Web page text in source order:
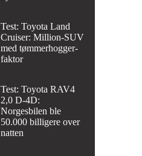
Test: Toyota Land
Cruiser: Million-SUV
med tømmerhogger-
faktor
Test: Toyota RAV4
2,0 D-4D:
Norgesbilen ble
50.000 billigere over
natten